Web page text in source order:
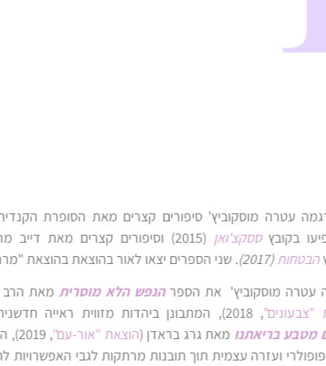
מאת הסופרת הקנדית שרון
קצרים מאת דייב מרגושס,
בהוצאת בהוצאת "מרנגא".
מוסריתמאת הרב נילטון
מזווית ראייה חדשנית ואת
"אור-עם"
, 2019), המשלב
לגבי האפשרויות לחלוקת